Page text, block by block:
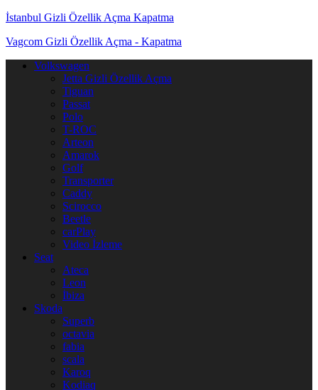
İstanbul Gizli Özellik Açma Kapatma
Vagcom Gizli Özellik Açma - Kapatma
Dolaşımı aç/kapat
Volkswagen
Jetta Gizli Özellik Açma
Tiguan
Passat
Polo
T-ROC
Arteon
Amarok
Golf
Transporter
Caddy
Scirocco
Beetle
carPlay
Video İzleme
Seat
Ateca
Leon
İbiza
Skoda
Superb
octavia
fabia
scala
Karoq
Kodiaq